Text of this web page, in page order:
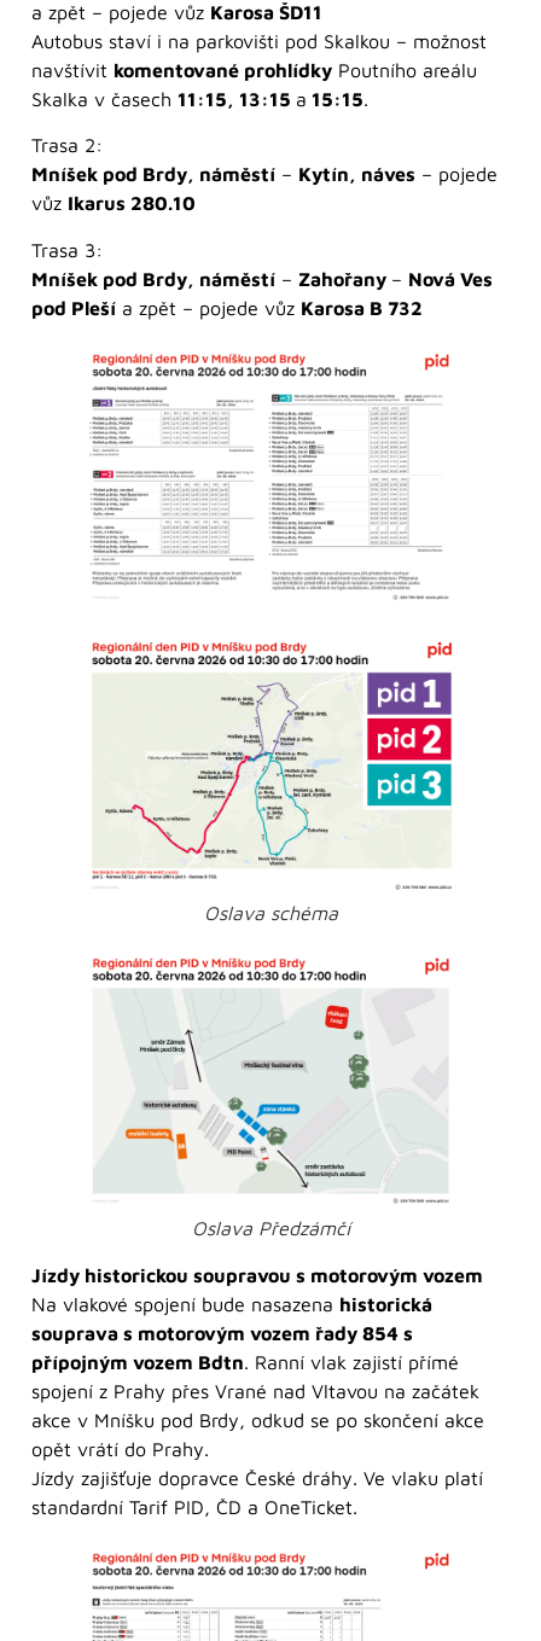
a zpět – pojede vůz Karosa ŠD11
Autobus staví i na parkovišti pod Skalkou – možnost
navštívit komentované prohlídky Poutního areálu
Skalka v časech 11:15, 13:15 a 15:15.
Trasa 2:
Mníšek pod Brdy, náměstí – Kytín, náves – pojede
vůz Ikarus 280.10
Trasa 3:
Mníšek pod Brdy, náměstí – Zahořany – Nová Ves
pod Pleší a zpět – pojede vůz Karosa B 732
Oslava schéma
Oslava Předzámčí
Jízdy historickou soupravou s motorovým vozem
Na vlakové spojení bude nasazena historická
souprava s motorovým vozem řady 854 s
přípojným vozem Bdtn. Ranní vlak zajistí přímé
spojení z Prahy přes Vrané nad Vltavou na začátek
akce v Mníšku pod Brdy, odkud se po skončení akce
opět vrátí do Prahy.
Jízdy zajišťuje dopravce České dráhy. Ve vlaku platí
standardní Tarif PID, ČD a OneTicket.